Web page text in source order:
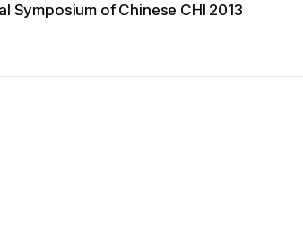
Symposium of Chinese CHI 2013